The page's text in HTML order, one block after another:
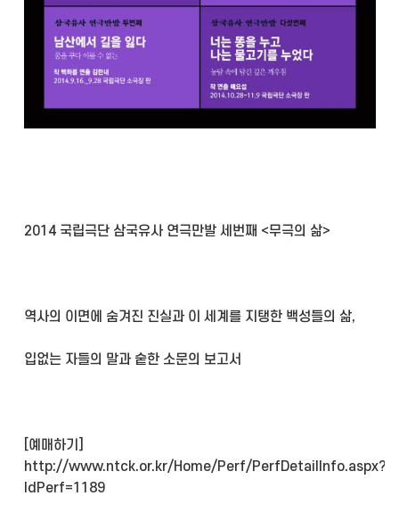
2014 국립극단 삼국유사 연극만발 세번째 <무극의 삶>
역사의 이면에 숨겨진 진실과 이 세계를 지탱한 백성들의 삶,
입없는 자들의 말과 숱한 소문의 보고서
[예매하기]
http://www.ntck.or.kr/Home/Perf/PerfDetailInfo.aspx?
IdPerf=1189